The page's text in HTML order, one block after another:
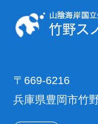
〒669-6216
兵庫県豊岡市竹